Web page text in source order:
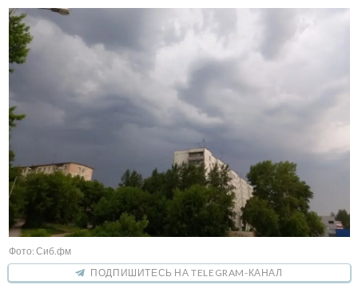
Фото: Сиб.фм
ПОДПИШИТЕСЬ НА TELEGRAM-КАНАЛ